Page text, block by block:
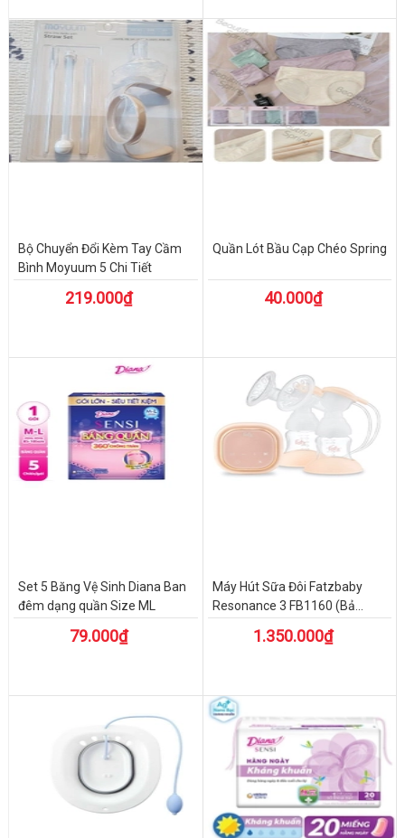
Bộ Chuyển Đổi Kèm Tay Cầm
Bình Moyuum 5 Chi Tiết
219.000₫
Quần Lót Bầu Cạp Chéo Spring
40.000₫
Set 5 Băng Vệ Sinh Diana Ban
đêm dạng quần Size ML
79.000₫
Máy Hút Sữa Đôi Fatzbaby
Resonance 3 FB1160 (Bả...
1.350.000₫